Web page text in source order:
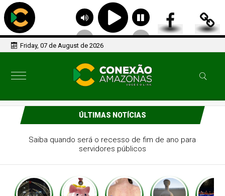
Friday, 07 de August de 2026
ÚLTIMAS NOTÍCIAS
Retiradas da poupança superam depósitos em R$ 7,15
bilhões em julho